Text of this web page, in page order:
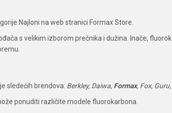
Najloni na web stranici Formax Store.
s velikim izborom prečnika i dužina. Inače,
sledećih brendova: Berkley, Daiwa, Formax, Fox,
ponuditi različite modele fluorokarbona.